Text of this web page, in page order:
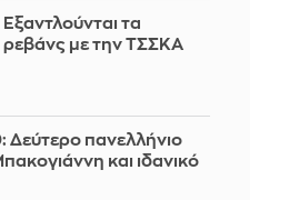
τα
ρεβάνς με την ΤΣΣΚΑ
Δεύτερο πανελλήνιο
και ιδανικό